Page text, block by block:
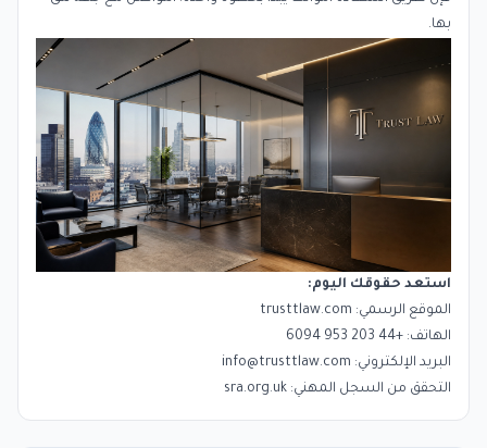
بها.
استعد حقوقك اليوم:
الموقع الرسمي: trusttlaw.com
الهاتف: +44 203 953 6094
البريد الإلكتروني: info@trusttlaw.com
التحقق من السجل المهني: sra.org.uk